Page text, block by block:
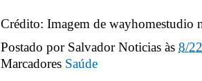
Crédito: Imagem de wayhomestudio
Postado por Salvador Noticias às 8/
Marcadores Saúde